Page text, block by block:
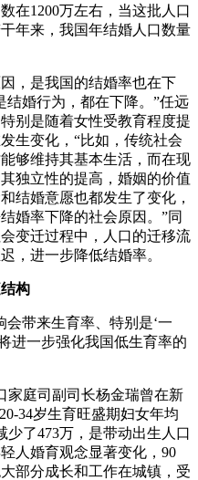
在1200万左右，当这批人口
年来，我国年结婚人口数量
，是我国的结婚率也在下
结婚行为，都在下降。”任远
别是随着女性受教育程度提
生变化，“比如，传统社会
够维持其基本生活，而在现
独立性的提高，婚姻的价值
结婚意愿也都发生了变化，
婚率下降的社会原因。”同
变迁过程中，人口的迁移流
，进一步降低结婚率。
构
带来生育率、特别是‘一
进一步强化我国低生育率的
家庭司副司长杨金瑞曾在新
34岁生育旺盛期妇女年均
少了473万，是带动出生人口
人婚育观念显著变化，90
部分成长和工作在城镇，受